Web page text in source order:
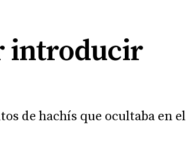
introducir
de hachís que ocultaba en el